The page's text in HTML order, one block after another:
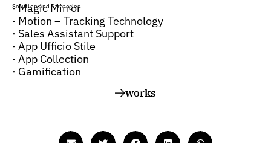
Solution and Strategies
· Magic Mirror
· Motion – Tracking Technology
· Sales Assistant Support
· App Ufficio Stile
· App Collection
· Gamification
works